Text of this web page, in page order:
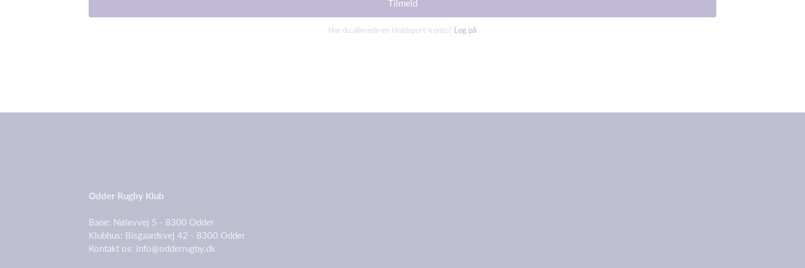
Tilmeld
Har du allerede en Holdsport-konto? Log på
Odder Rugby Klub
Bane: Nølevvej 5 - 8300 Odder
Klubhus: Bisgaardsvej 42 - 8300 Odder
Kontakt os: info@odderrugby.dk